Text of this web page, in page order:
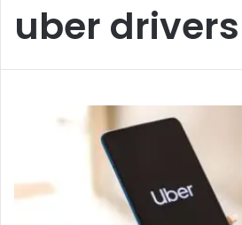
uber drivers